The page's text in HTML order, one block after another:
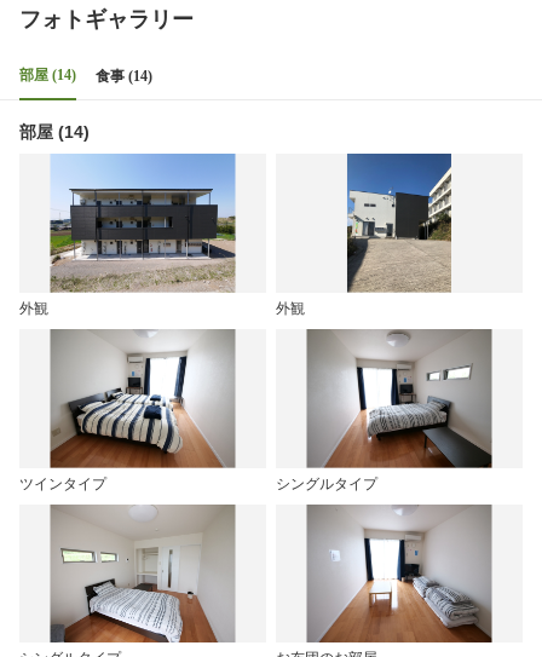
フォトギャラリー
部屋 (14) 食事 (14)
部屋 (14)
外観 外観
ツインタイプ シングルタイプ